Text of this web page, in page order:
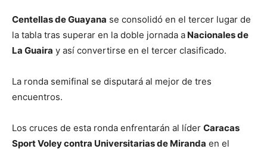
Centellas de Guayana se consolidó en el tercer lugar de
la tabla tras superar en la doble jornada a Nacionales de
La Guaira y así convertirse en el tercer clasificado.
La ronda semifinal se disputará al mejor de tres
encuentros.
Los cruces de esta ronda enfrentarán al líder Caracas
Sport Voley contra Universitarias de Miranda en el